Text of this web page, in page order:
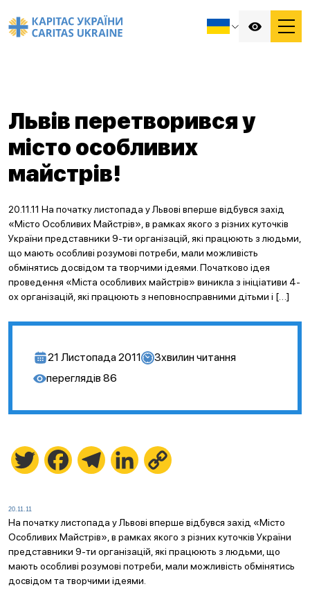
Львів перетворився у
місто особливих
майстрів!
20.11.11 На початку листопада у Львові вперше відбувся захід
«Місто Особливих Майстрів», в рамках якого з різних куточків
України представники 9-ти організацій, які працюють з людьми,
що мають особливі розумові потреби, мали можливість
обмінятись досвідом та творчими ідеями. Початково ідея
проведення «Міста особливих майстрів» виникла з ініціативи 4-
ох організацій, які працюють з неповносправними дітьми і […]
21 Листопада 2011 3хвилин читання
переглядів 86
Twitter FacebookTelegramLinkedIn
20.11.11
На початку листопада у Львові вперше відбувся захід «Місто
Особливих Майстрів», в рамках якого з різних куточків України
представники 9-ти організацій, які працюють з людьми, що
мають особливі розумові потреби, мали можливість обмінятись
досвідом та творчими ідеями.